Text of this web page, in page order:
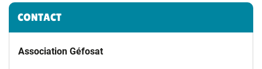
Informations complémentaires
CONTACT
Association Géfosat